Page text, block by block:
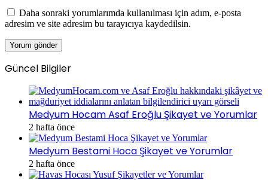
Daha sonraki yorumlarımda kullanılması için adım, e-posta
adresim ve site adresim bu tarayıcıya kaydedilsin.
Güncel Bilgiler
Medyum Hocam Asaf Eroğlu Şikayet ve Yorumlar
2 hafta önce
Medyum Bestami Hoca Şikayet ve Yorumlar
2 hafta önce